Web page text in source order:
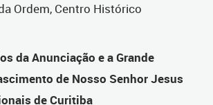
Ordem, Centro Histórico
da Anunciação e a Grande
de Nosso Senhor Jesus
de Curitiba